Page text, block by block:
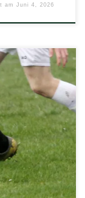
amJuni 4, 2026
Uhr in UlfenD-
30. Mai 2026
II –